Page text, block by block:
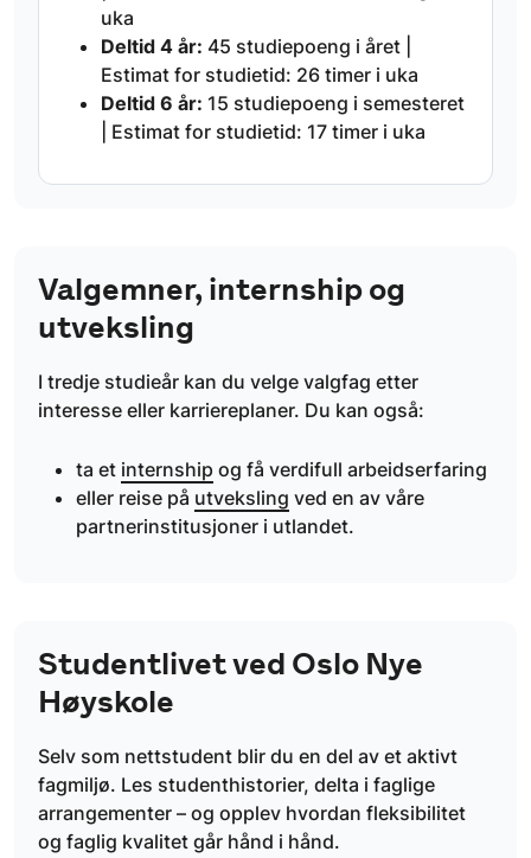
uka
Deltid 4 år: 45 studiepoeng i året |
Estimat for studietid: 26 timer i uka
Deltid 6 år: 15 studiepoeng i semesteret
| Estimat for studietid: 17 timer i uka
Valgemner, internship og
utveksling
I tredje studieår kan du velge valgfag etter
interesse eller karriereplaner. Du kan også:
ta et internship og få verdifull arbeidserfaring
eller reise på utveksling ved en av våre
partnerinstitusjoner i utlandet.
Studentlivet ved Oslo Nye
Høyskole
Selv som nettstudent blir du en del av et aktivt
fagmiljø. Les studenthistorier, delta i faglige
arrangementer – og opplev hvordan fleksibilitet
og faglig kvalitet går hånd i hånd.